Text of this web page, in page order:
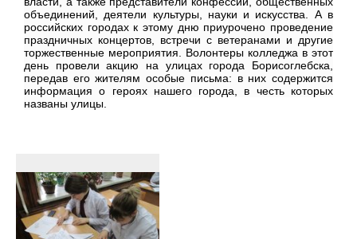
объединений, деятели культуры, науки и искусства. А в
российских городах к этому дню приурочено проведение
праздничных концертов, встречи с ветеранами и другие
торжественные мероприятия. Волонтеры колледжа в этот
день провели акцию на улицах города Борисоглебска,
передав его жителям особые письма: в них содержится
информация о героях нашего города, в честь которых
названы улицы.